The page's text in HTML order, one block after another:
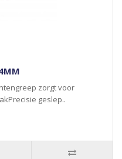
zorgt voor
geslep..